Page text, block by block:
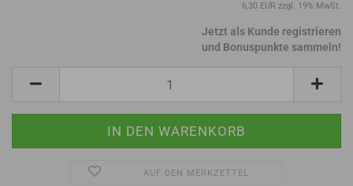
6,30 EUR zzgl. 19% MwSt.
Jetzt als Kunde registrieren
und Bonuspunkte sammeln!
AUF DEN MERKZETTEL